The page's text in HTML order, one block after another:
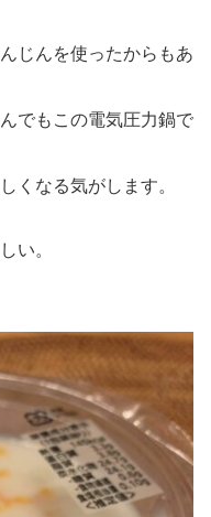
じんを使ったからもあ
でもこの電気圧力鍋で
くなる気がします。
い。